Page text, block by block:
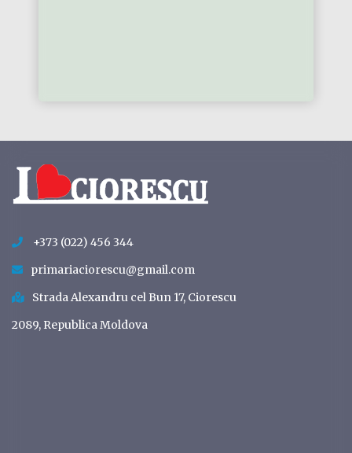
+373 (022) 456 344
primariaciorescu@gmail.com
Strada Alexandru cel Bun 17, Ciorescu
2089, Republica Moldova